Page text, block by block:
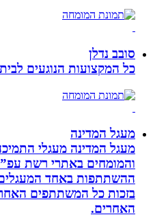
סובב נדלן
כל המקצועות הנוגעים לבית
מעגל המדינה
מעגל המדינה מעגלי התמיכה
והמומחים באתרי רשת
ההשתתפות באחד המעגלים
בזכות כל המשתתפים
האחרים.